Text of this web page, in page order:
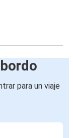
para un viaje